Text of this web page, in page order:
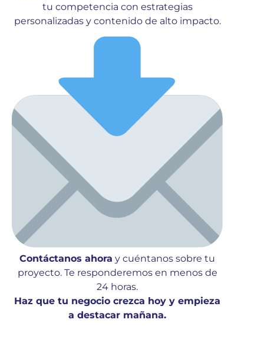
tu competencia con estrategias
personalizadas y contenido de alto impacto.
Contáctanos ahora y cuéntanos sobre tu
proyecto. Te responderemos en menos de
24 horas.
Haz que tu negocio crezca hoy y empieza
a destacar mañana.